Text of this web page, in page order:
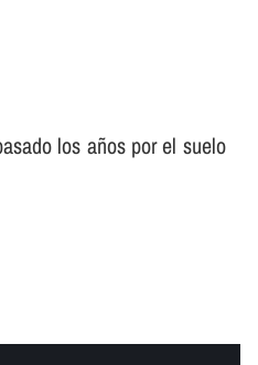
los años por el suelo